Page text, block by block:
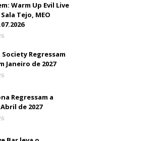
Warm Up Evil Live
Tejo, MEO
Regressam
Janeiro de 2027
Regressam a
de 2027